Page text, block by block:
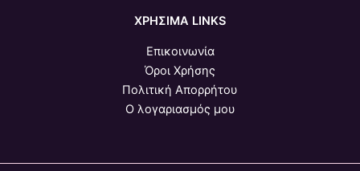
ΧΡΗΣΙΜΑ LINKS
Επικοινωνία
Όροι Χρήσης
Πολιτική Απορρήτου
Ο λογαριασμός μου